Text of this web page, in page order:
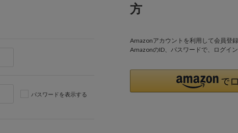
パスワードを表示する
方
Amazonアカウントを利用して会員登録
AmazonのID、パスワードで、ログイ